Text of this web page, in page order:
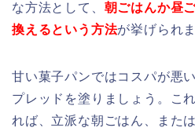
な方法として、 朝ごはんか昼
換えるという方法が挙げられま
甘い菓子パンではコスパが悪
プレッドを塗りましょう。こ
れば、立派な朝ごはん、また